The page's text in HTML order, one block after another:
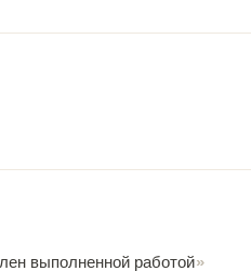
выполненной работой